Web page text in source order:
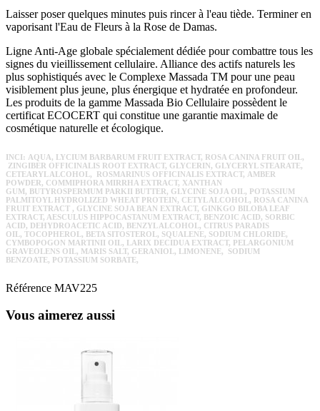
Laisser poser quelques minutes puis rincer à l'eau tiède. Terminer en
vaporisant l'Eau de Fleurs à la Rose de Damas.
Ligne Anti-Age globale spécialement dédiée pour combattre tous les
signes du vieillissement cellulaire. Alliance des actifs naturels les
plus sophistiqués avec le Complexe Massada TM pour une peau
visiblement plus jeune, plus énergique et hydratée en profondeur.
Les produits de la gamme Massada Bio Cellulaire possèdent le
certificat ECOCERT qui constitue une garantie maximale de
cosmétique naturelle et écologique.
INCI: AQUA, LYCIUM BARBARUM FRUIT EXTRACT, ROSA CANINA FRUIT OIL,
ZINGIBER OFFICINALIS ROOT EXTRACT, GLYCERIN, GLYCERYL STEARATE,
CETEARYL ALCOHOL, ROSMARINUS OFFICINALIS EXTRACT, AMBER
POWDER, COMMIPHORA MIRRHA EXTRACT, XANTHAN
GUM, BUTYROSPERMUM PARKII BUTTER, GLYCINE SOJA OIL, POTASSIUM
PALMITOYL HYDROLIZED WHEAT PROTEIN, CETYL ALCOHOL, ROSA CANINA
FRUIT EXTRACT , GLYCINE SOJA BEAN EXTRACT, GINKGO BILOBA LEAF
EXTRACT, AESCULUS HIPPOCASTANUM EXTRACT, BENZOIC ACID, SORBIC
ACID, DEHYDROACETIC ACID, BENZYL ALCOHOL, CITRUS PARADIS
OIL, TOCOPHEROL, BETA SITOSTEROL, SQUALENE, SODIUM CHLORIDE,
CYMBOPOGON MARTINII OIL, LARIX DECIDUA EXTRACT, PELARGONIUM
GRAVEOLENS OIL, MARIS SALT, GERANIOL, LIMONENE, SODIUM
BENZOATE, POTASSIUM SORBATE,
Référence MAV225
Vous aimerez aussi